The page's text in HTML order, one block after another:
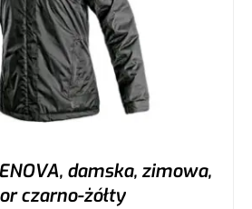
damska, zimowa,
czarno-żółty